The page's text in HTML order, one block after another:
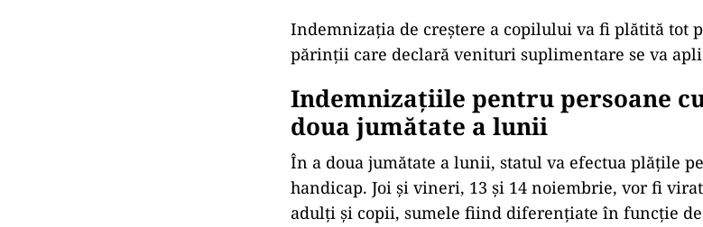
Indemnizația de creștere a copilului va fi plătită tot
părinții care declară venituri suplimentare se va
Indemnizațiile pentru persoane
doua jumătate a lunii
În a doua jumătate a lunii, statul va efectua plățile
handicap. Joi și vineri, 13 și 14 noiembrie, vor fi
adulți și copii, sumele fiind diferențiate în funcție